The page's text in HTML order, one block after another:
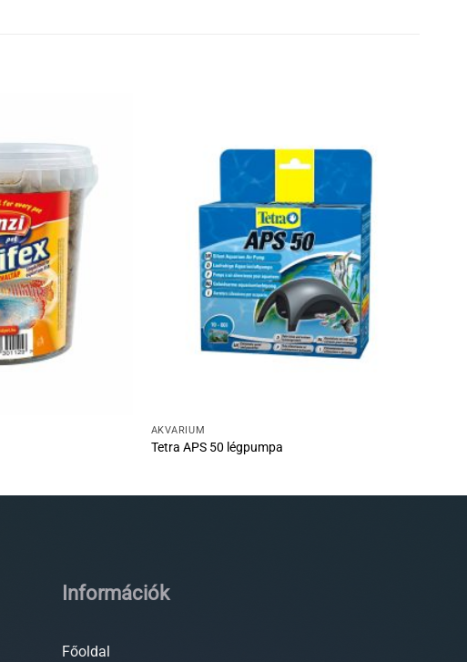
AKVÁRIUM
Tetra APS 50 légpumpa
Információk
Főoldal